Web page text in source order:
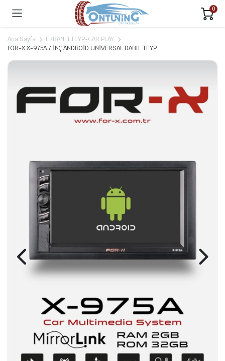
0
Ana Sayfa
EKRANLI TEYP-CAR PLAY
FOR-X X-975A 7 İNÇ ANDROİD ÜNİVERSAL DABIL TEYP